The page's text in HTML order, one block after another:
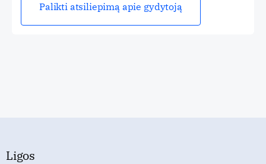
Palikti atsiliepimą apie gydytoją
Ligos